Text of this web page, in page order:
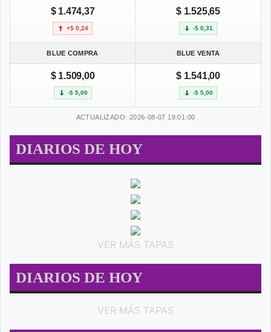
$ 1.474,37
+$ 0,24
$ 1.525,65
-$ 0,31
BLUE COMPRA BLUE VENTA
$ 1.509,00
-$ 5,00
$ 1.541,00
-$ 5,00
ACTUALIZADO: 2026-08-07 18:01:00
DIARIOS DE HOY
VER MÁS TAPAS
DIARIOS DE HOY
VER MÁS TAPAS